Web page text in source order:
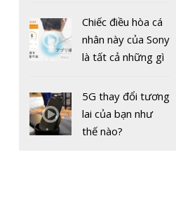
VNPT, MobiFone,
VTC sẽ hoàn
thành cổ phần hóa
Chiếc điều hòa cá
nhân này của Sony
là tất cả những gì
sót qua mùa hè
nóng nực
5G thay đổi tương
lai của bạn như
thế nào?